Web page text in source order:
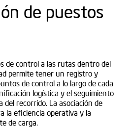
de puestos
de control a las rutas dentro del
permite tener un registro y
de control a lo largo de cada
logística y el seguimiento
del recorrido. La asociación de
la eficiencia operativa y la
de carga.